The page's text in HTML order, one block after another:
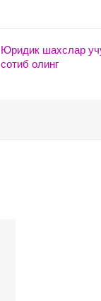
Юридик шахслар
сотиб олинг